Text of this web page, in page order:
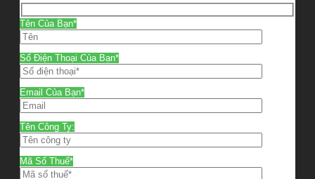
Tên Của Bạn*
Số Điện Thoại Của Bạn*
Email Của Bạn*
Tên Công Ty:
Mã Số Thuế*